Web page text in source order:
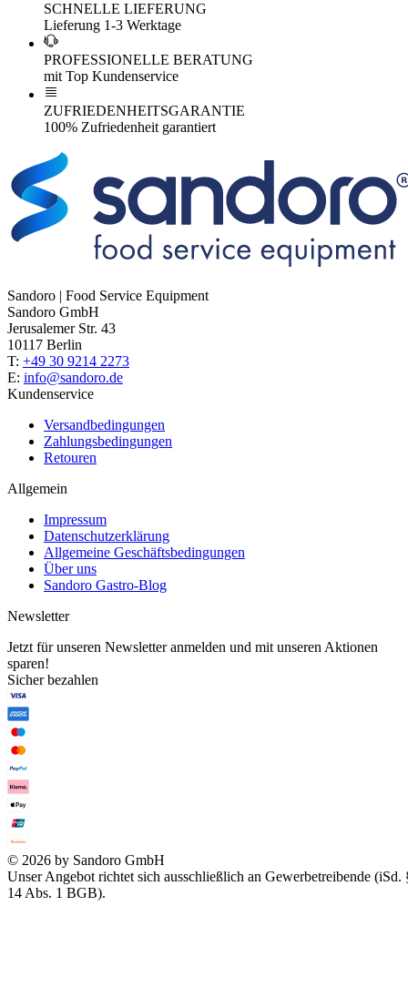
SCHNELLE LIEFERUNG
Lieferung 1-3 Werktage
PROFESSIONELLE BERATUNG
mit Top Kundenservice
ZUFRIEDENHEITSGARANTIE
100% Zufriedenheit garantiert
Sandoro | Food Service Equipment
Sandoro GmbH
Jerusalemer Str. 43
10117 Berlin
T: +49 30 9214 2273
E: info@sandoro.de
Kundenservice
Versandbedingungen
Zahlungsbedingungen
Retouren
Allgemein
Impressum
Datenschutzerklärung
Allgemeine Geschäftsbedingungen
Über uns
Sandoro Gastro-Blog
Newsletter
Jetzt für unseren Newsletter anmelden und mit unseren Aktionen
sparen!
Sicher bezahlen
© 2026 by Sandoro GmbH
Unser Angebot richtet sich ausschließlich an Gewerbetreibende (iSd.
14 Abs. 1 BGB).